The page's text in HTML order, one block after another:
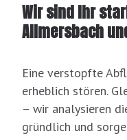
Wir sind Ihr
Allmersbach
Eine verstopfte
erheblich stören.
– wir analysieren
gründlich und